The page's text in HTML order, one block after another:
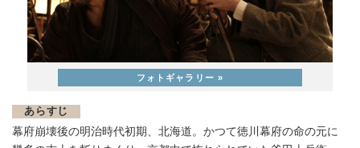
あらすじ
幕府崩壊後の明治時代初期、北海道。かつて徳川幕府の命の元に